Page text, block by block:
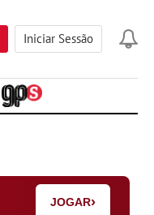
Iniciar Sessão
JOGAR›